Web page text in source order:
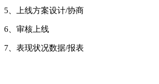
5、上线方案设计/协商
6、审核上线
7、表现状况数据/报表